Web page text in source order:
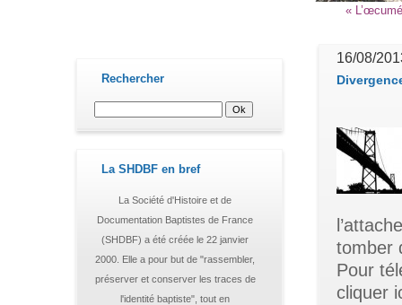
Rechercher
La SHDBF en bref
La Société d'Histoire et de
Documentation Baptistes de France
(SHDBF) a été créée le 22 janvier
2000. Elle a pour but de "rassembler,
préserver et conserver les traces de
l'identité baptiste", tout en
«
16/08/
tomber
Pour
cliquer